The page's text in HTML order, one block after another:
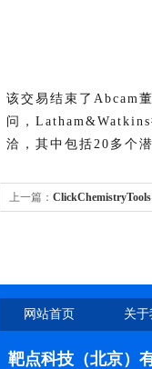
该交易结束了Abcam
问，
洽，其中包括20多个
上一篇：
网站首页 关
靶点科技（北京）